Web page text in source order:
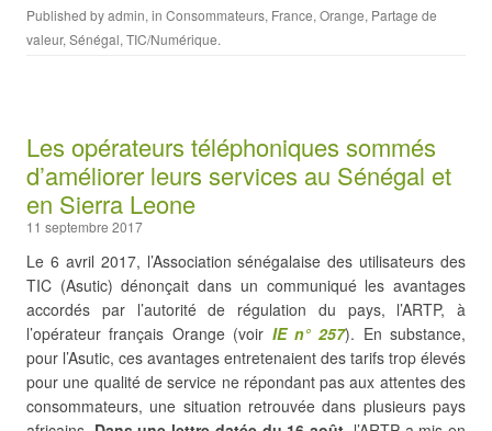
Published byadmin, in Consommateurs, France, Orange, Partage de
valeur, Sénégal, TIC/Numérique.
Les opérateurs téléphoniques sommés
d’améliorer leurs services au Sénégal et
en Sierra Leone
11 septembre 2017
Le 6 avril 2017, l’Association sénégalaise des utilisateurs des
TIC (Asutic) dénonçait dans un communiqué les avantages
accordés par l’autorité de régulation du pays, l’ARTP, à
l’opérateur français Orange (voir IEn° 257). En substance,
pour l’Asutic, ces avantages entretenaient des tarifs trop élevés
pour une qualité de service ne répondant pas aux attentes des
consommateurs, une situation retrouvée dans plusieurs pays